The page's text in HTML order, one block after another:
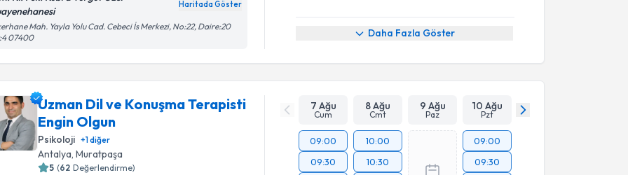
Haritada Göster
Mah. Yayla Yolu Cad. Cebeci İs Merkezi, No:22, Daire:20
07400
Daha Fazla Göster
Uzman Dil ve Konuşma Terapisti
Engin Olgun
Psikoloji +1diğer
Antalya, Muratpaşa
5 (62 Değerlendirme)
7 Ağu
Cum
8 Ağu
Cmt
9 Ağu
Paz
10 Ağu
Pzt
09:00
09:30
10:00
10:30
09:00
09:30